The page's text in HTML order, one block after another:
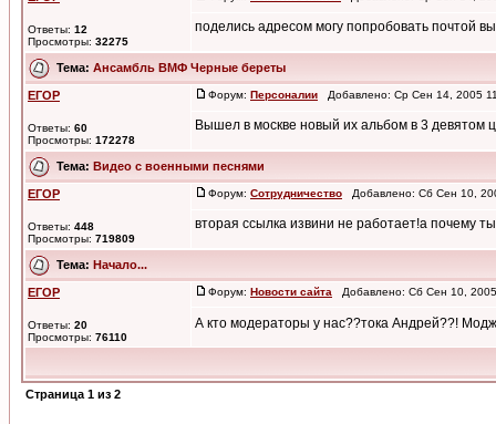
Ответы: 12
Просмотры: 32275
поделись адресом могу попробовать почтой
Тема: Ансамбль ВМФ Черные береты
ЕГОР
Ответы: 60
Просмотры: 172278
Форум: Персоналии Добавлено: Ср Сен 14, 2005
Вышел в москве новый их альбом в 3 девятом
Тема: Видео с военными песнями
ЕГОР
Ответы: 448
Просмотры: 719809
Форум: Сотрудничество Добавлено: Сб Сен 10,
вторая ссылка извини не работает!а почему
Тема: Начало...
ЕГОР
Ответы: 20
Просмотры: 76110
Форум: Новости сайта Добавлено: Сб Сен 10,
А кто модераторы у нас??тока Андрей??!
Страница 1 из 2